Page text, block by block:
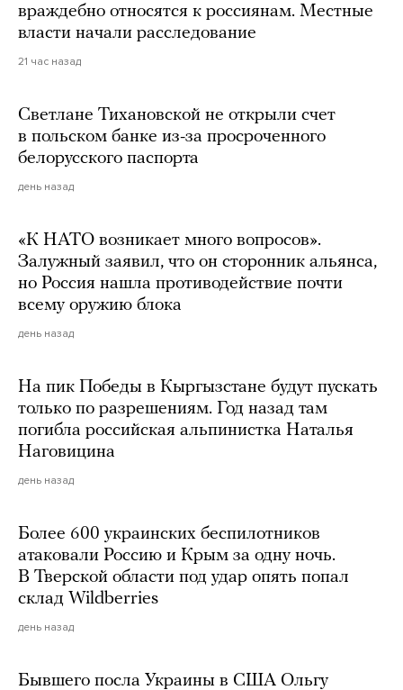
враждебно относятся к россиянам. Местные
власти начали расследование
21 час назад
Светлане Тихановской не открыли счет
в польском банке из-за просроченного
белорусского паспорта
день назад
«К НАТО возникает много вопросов».
Залужный заявил, что он сторонник альянса,
но Россия нашла противодействие почти
всему оружию блока
день назад
На пик Победы в Кыргызстане будут пускать
только по разрешениям. Год назад там
погибла российская альпинистка Наталья
Наговицина
день назад
Более 600 украинских беспилотников
атаковали Россию и Крым за одну ночь.
В Тверской области под удар опять попал
склад Wildberries
день назад
Бывшего посла Украины в США Ольгу